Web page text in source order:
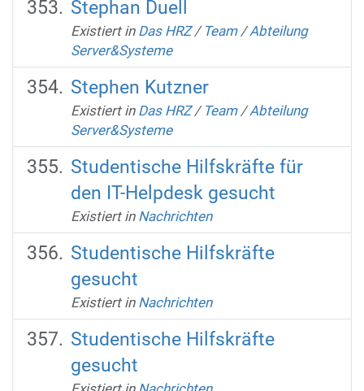
Stephan Duell
Existiert in Das HRZ / Team /Abteilung
Server&Systeme
Stephen Kutzner
Existiert in Das HRZ / Team /Abteilung
Server&Systeme
Studentische Hilfskräfte für
den IT-Helpdesk gesucht
Existiert in Nachrichten
Studentische Hilfskräfte
gesucht
Existiert in Nachrichten
Studentische Hilfskräfte
gesucht